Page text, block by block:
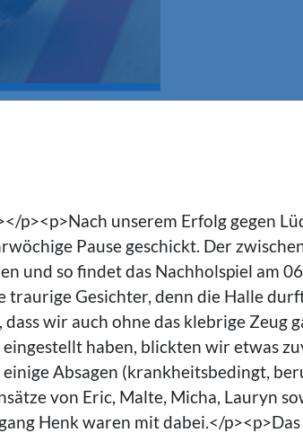
p><p>Nach unserem Erfolg gegen
Pause geschickt. Der
und so findet das Nachholspiel am
traurige Gesichter, denn die Halle
wir auch ohne das klebrige Zeug
haben, blickten wir etwas
Absagen (krankheitsbedingt,
von Eric, Malte, Micha, Lauryn
Henk waren mit dabei.</